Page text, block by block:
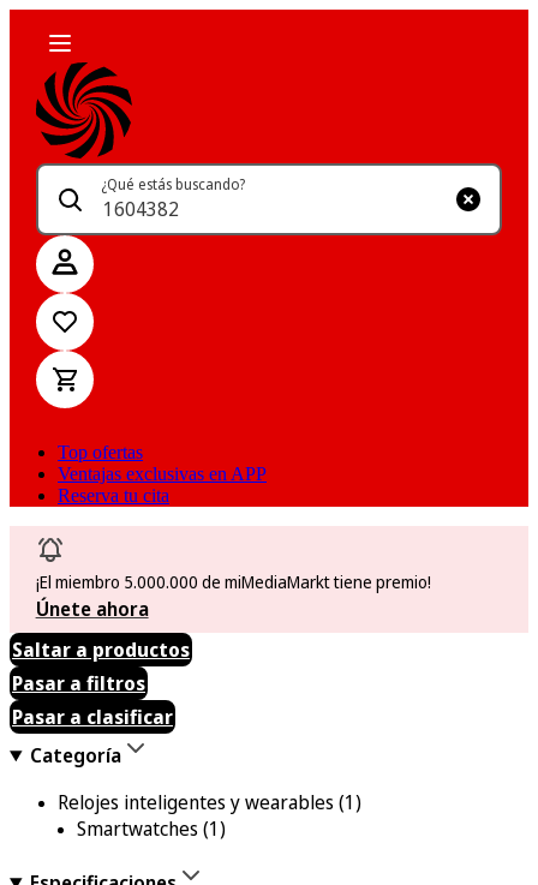
¿Qué estás buscando?
Top ofertas
Ventajas exclusivas en APP
Reserva tu cita
¡El miembro 5.000.000 de miMediaMarkt tiene premio!
Únete ahora
Saltar a productos
Pasar a filtros
Pasar a clasificar
Categoría
Relojes inteligentes y wearables (1)
Smartwatches (1)